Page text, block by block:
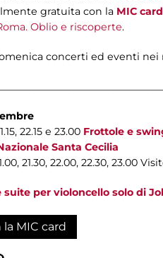
gratuita con la MIC card
Oblio e riscoperte.
concerti ed eventi
22.15 e 23.00 Frottole e
Santa Cecilia
21.30, 22.00, 22.30, 23.00
suite per violoncello solo di
la MIC card